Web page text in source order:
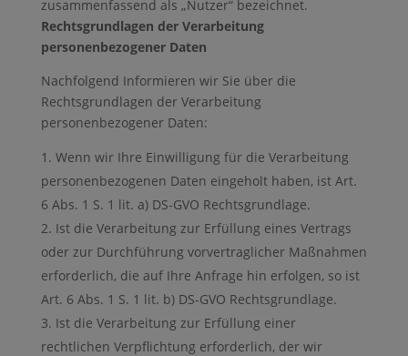
zusammenfassend als „Nutzer“ bezeichnet.
Rechtsgrundlagen der Verarbeitung
personenbezogener Daten
Nachfolgend Informieren wir Sie über die
Rechtsgrundlagen der Verarbeitung
personenbezogener Daten:
Wenn wir Ihre Einwilligung für die Verarbeitung
personenbezogenen Daten eingeholt haben, ist Art.
6 Abs. 1 S. 1 lit. a) DS-GVO Rechtsgrundlage.
Ist die Verarbeitung zur Erfüllung eines Vertrags
oder zur Durchführung vorvertraglicher Maßnahmen
erforderlich, die auf Ihre Anfrage hin erfolgen, so ist
Art. 6 Abs. 1 S. 1 lit. b) DS-GVO Rechtsgrundlage.
Ist die Verarbeitung zur Erfüllung einer
rechtlichen Verpflichtung erforderlich, der wir